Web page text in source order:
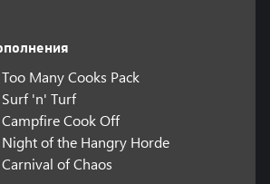
Many Cooks Pack
'n' Turf
Cook Off
of the Hangry Horde
of Chaos